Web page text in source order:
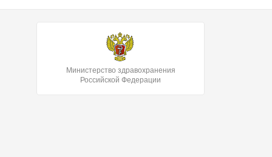
Министерство здравохранения
Российской Федерации